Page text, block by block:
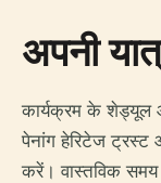
अपनी
कार्यक्रम के शेड्यूल
पेनांग हेरिटेज
करें। वास्तविक